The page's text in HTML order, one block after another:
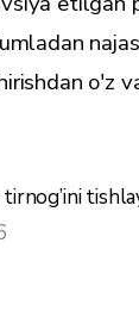
o'z